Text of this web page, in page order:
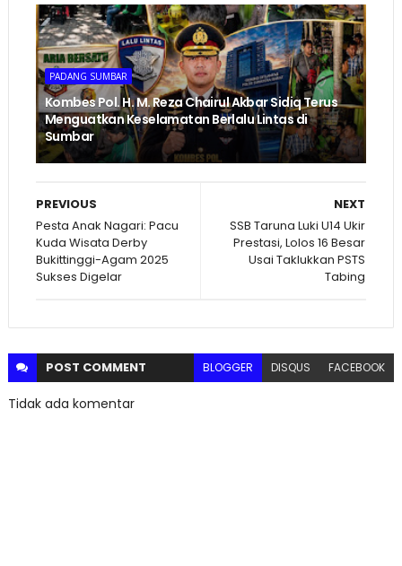
PADANG SUMBAR
Kombes Pol. H. M. Reza Chairul Akbar Sidiq Terus
Menguatkan Keselamatan Berlalu Lintas di
Sumbar
NEXT
SSB Taruna Luki U14 Ukir
Prestasi, Lolos 16 Besar
Usai Taklukkan PSTS
Tabing
PREVIOUS
Pesta Anak Nagari: Pacu
Kuda Wisata Derby
Bukittinggi-Agam 2025
Sukses Digelar
POST COMMENT BLOGGER DISQUS FACEBOOK
Tidak ada komentar